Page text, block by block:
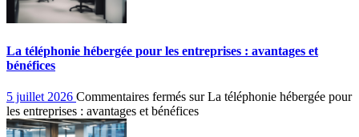
La téléphonie hébergée pour les entreprises : avantages et
bénéfices
5 juillet 2026 Commentaires fermés sur La téléphonie hébergée pour
les entreprises : avantages et bénéfices